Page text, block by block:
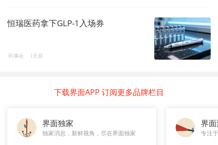
恒瑞医药拿下GLP-1入场券
药事会 1天前
下载界面APP 订阅更多品牌栏目
界面独家
独家消息，新鲜视角，尽在界面独家
界
专注